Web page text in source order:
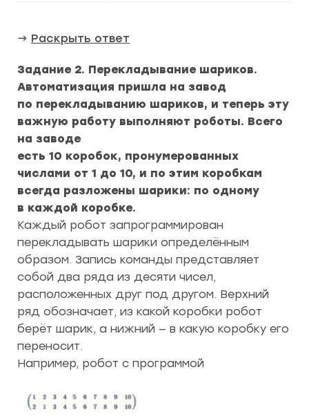
→ Раскрыть ответ
Задание 2. Перекладывание шариков.
Автоматизация пришла на завод
по перекладыванию шариков, и теперь эту
важную работу выполняют роботы. Всего
на заводе
есть 10 коробок, пронумерованных
числами от 1 до 10, и по этим коробкам
всегда разложены шарики: по одному
в каждой коробке.
Каждый робот запрограммирован
перекладывать шарики определённым
образом. Запись команды представляет
собой два ряда из десяти чисел,
расположенных друг под другом. Верхний
ряд обозначает, из какой коробки робот
берёт шарик, а нижний — в какую коробку его
переносит.
Например, робот с программой